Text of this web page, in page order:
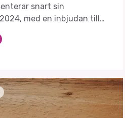
snart sin
med en inbjudan till
att delta i en